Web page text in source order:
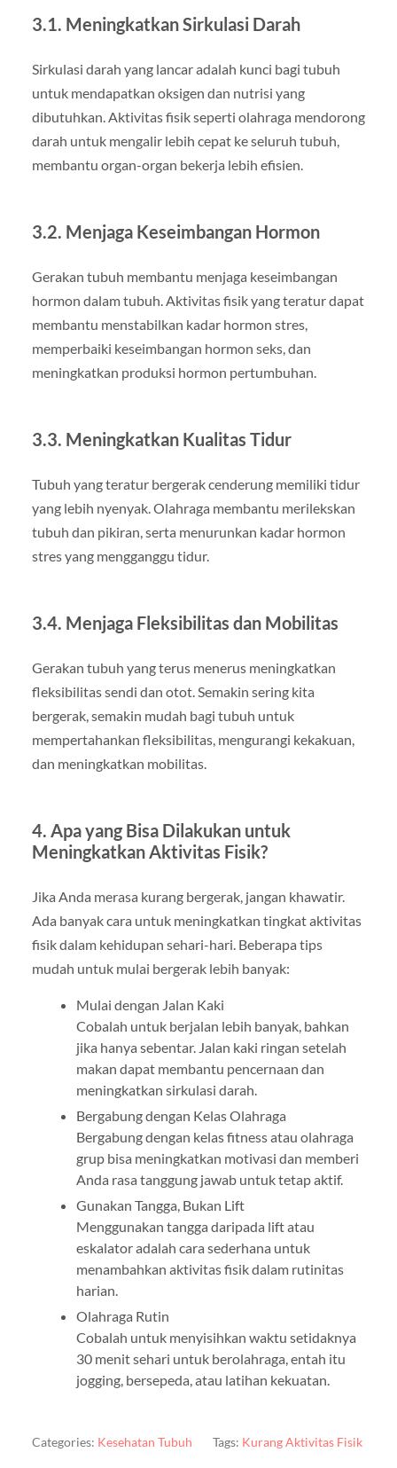
3.1. Meningkatkan Sirkulasi Darah
Sirkulasi darah yang lancar adalah kunci bagi tubuh
untuk mendapatkan oksigen dan nutrisi yang
dibutuhkan. Aktivitas fisik seperti olahraga mendorong
darah untuk mengalir lebih cepat ke seluruh tubuh,
membantu organ-organ bekerja lebih efisien.
3.2. Menjaga Keseimbangan Hormon
Gerakan tubuh membantu menjaga keseimbangan
hormon dalam tubuh. Aktivitas fisik yang teratur dapat
membantu menstabilkan kadar hormon stres,
memperbaiki keseimbangan hormon seks, dan
meningkatkan produksi hormon pertumbuhan.
3.3. Meningkatkan Kualitas Tidur
Tubuh yang teratur bergerak cenderung memiliki tidur
yang lebih nyenyak. Olahraga membantu merilekskan
tubuh dan pikiran, serta menurunkan kadar hormon
stres yang mengganggu tidur.
3.4. Menjaga Fleksibilitas dan Mobilitas
Gerakan tubuh yang terus menerus meningkatkan
fleksibilitas sendi dan otot. Semakin sering kita
bergerak, semakin mudah bagi tubuh untuk
mempertahankan fleksibilitas, mengurangi kekakuan,
dan meningkatkan mobilitas.
4. Apa yang Bisa Dilakukan untuk
Meningkatkan Aktivitas Fisik?
Jika Anda merasa kurang bergerak, jangan khawatir.
Ada banyak cara untuk meningkatkan tingkat aktivitas
fisik dalam kehidupan sehari-hari. Beberapa tips
mudah untuk mulai bergerak lebih banyak:
Mulai dengan Jalan Kaki
Cobalah untuk berjalan lebih banyak, bahkan
jika hanya sebentar. Jalan kaki ringan setelah
makan dapat membantu pencernaan dan
meningkatkan sirkulasi darah.
Bergabung dengan Kelas Olahraga
Bergabung dengan kelas fitness atau olahraga
grup bisa meningkatkan motivasi dan memberi
Anda rasa tanggung jawab untuk tetap aktif.
Gunakan Tangga, Bukan Lift
Menggunakan tangga daripada lift atau
eskalator adalah cara sederhana untuk
menambahkan aktivitas fisik dalam rutinitas
harian.
Olahraga Rutin
Cobalah untuk menyisihkan waktu setidaknya
30 menit sehari untuk berolahraga, entah itu
jogging, bersepeda, atau latihan kekuatan.
Categories: Kesehatan Tubuh Tags: Kurang Aktivitas Fisik